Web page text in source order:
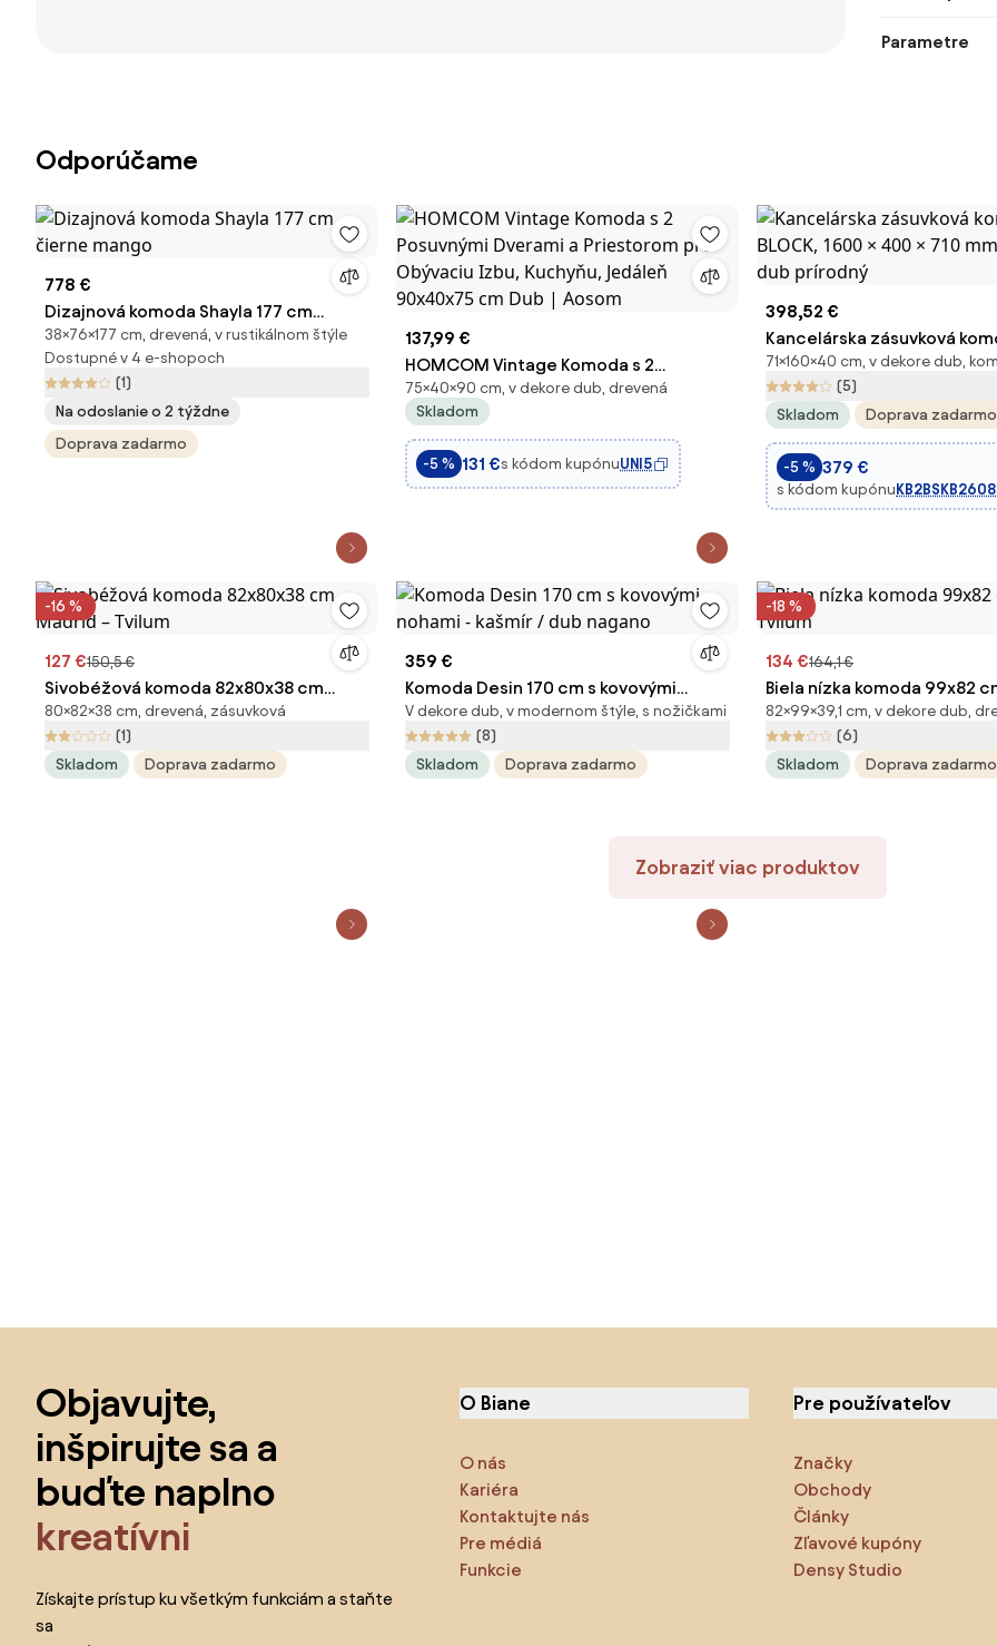
Parametre
Odporúčame
778 €
Dizajnová komoda Shayla 177 cm
čierne mango
38×76×177 cm, drevená, v rustikálnom štýle
Dostupné v 4 e-shopoch
(1)
Na odoslanie o 2 týždne
Doprava zadarmo
137,99 €
HOMCOM Vintage Komoda s 2
Posuvnými Dverami a Priestorom pre
Obývaciu Izbu, Kuchyňu, Jedáleň
90x40x75 cm Dub | Aosom
75×40×90 cm, v dekore dub, drevená
Skladom
-5 % 131 €s kódom kupónuUNI5
398,52 €
Kancelárska zásuvková
1600 × 400 × 710 mm, 4×
prírodný
71×160×40 cm, v dekore dub,
(5)
Skladom
Doprava zadarmo
-5 % 379 €
s kódom kupónu KB2BSKB2608
-16 %
127 €150,5 €
Sivobéžová komoda 82x80x38 cm
Madrid – Tvilum
80×82×38 cm, drevená, zásuvková
(1)
Skladom
Doprava zadarmo
359 €
Komoda Desin 170 cm s kovovými
nohami - kašmír / dub nagano
V dekore dub, v modernom štýle, s nožičkami
(8)
Skladom
Doprava zadarmo
-18 %
134 €164,1 €
Biela nízka komoda 99x82
Tvilum
82×99×39,1 cm, v dekore dub,
(6)
Skladom
Doprava zadarmo
Zobraziť viac produktov
Objavujte,
inšpirujte sa a
buďte naplno
kreatívni
Získajte prístup ku všetkým funkciám a staňte
sa
O Biane
O nás
Kariéra
Kontaktujte nás
Pre médiá
Funkcie
Pre používateľov
Značky
Obchody
Články
Zľavové kupóny
Densy Studio